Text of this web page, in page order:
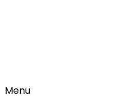
Menu